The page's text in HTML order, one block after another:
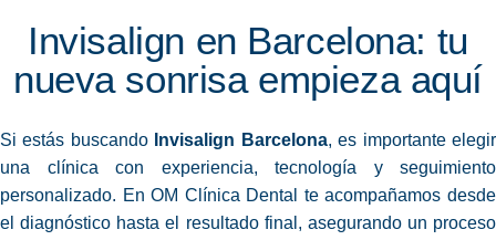
Invisalign en Barcelona: tu
nueva sonrisa empieza aquí
Si estás buscando Invisalign Barcelona, es importante elegir
una clínica con experiencia, tecnología y seguimiento
personalizado. En OM Clínica Dental te acompañamos desde
el diagnóstico hasta el resultado final, asegurando un proceso